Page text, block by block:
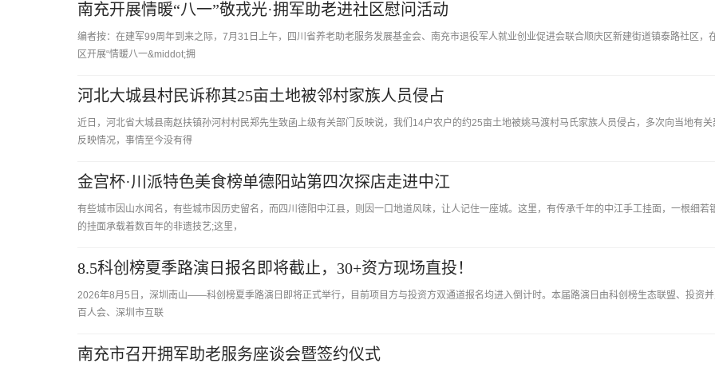
南充开展情暖“八一”敬戎光·拥军助老进社区慰问活动
编者按：在建军99周年到来之际，7月31日上午，四川省养老助老服务发展基金会、南充市退役军人就业创业促进会联合顺庆区新建街道镇泰路社区，
区开展“情暖八一&middot;拥
河北大城县村民诉称其25亩土地被邻村家族人员侵占
近日，河北省大城县南赵扶镇孙河村村民郑先生致函上级有关部门反映说，我们14户农户的约25亩土地被姚马渡村马氏家族人员侵占，多次向当地有关
反映情况，事情至今没有得
金宫杯·川派特色美食榜单德阳站第四次探店走进中江
有些城市因山水闻名，有些城市因历史留名，而四川德阳中江县，则因一口地道风味，让人记住一座城。这里，有传承千年的中江手工挂面，一根细若
的挂面承载着数百年的非遗技艺;这里，
8.5科创榜夏季路演日报名即将截止，30+资方现场直投！
2026年8月5日，深圳南山——科创榜夏季路演日即将正式举行，目前项目方与投资方双通道报名均进入倒计时。本届路演日由科创榜生态联盟、投资并
百人会、深圳市互联
南充市召开拥军助老服务座谈会暨签约仪式